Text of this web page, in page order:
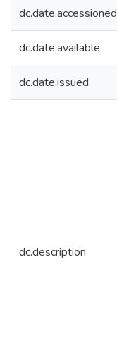
dc.date.accessioned
dc.date.available
dc.date.issued
dc.description